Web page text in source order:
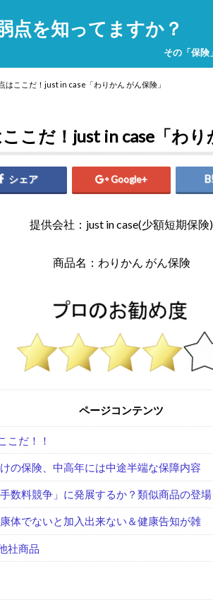
点を知ってますか？
その「保険
はここだ！just in case「わりかん がん保険」
こだ！just in case「わり
シェア Google+
提供会社：just in case(少額短期保険)
商品名：わりかん がん保険
ページコンテンツ
こだ！！
の保険、中高年には中途半端な保障内容
数料競争」に発展するか？類似商品の登場
体でないと加入出来ない＆健康告知が雑
社商品